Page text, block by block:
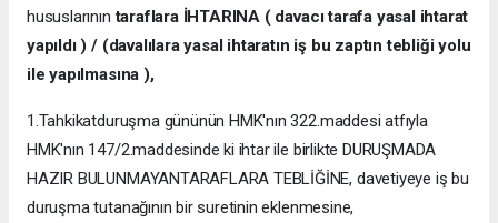
hususlarınıntaraflara İHTARINA ( davacı tarafa yasal ihtarat
yapıldı ) / (davalılara yasal ihtaratın iş bu zaptın tebliği yolu
ile yapılmasına ),
1.Tahkikatduruşma gününün HMK'nın 322.maddesi atfıyla
HMK'nın 147/2.maddesinde ki ihtar ile birlikte DURUŞMADA
HAZIR BULUNMAYANTARAFLARA TEBLİĞİNE, davetiyeye iş bu
duruşma tutanağının bir suretinin eklenmesine,